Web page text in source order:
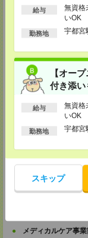
給与
無資
いOK
以上
勤務地 宇都宮
【オー
付き添
給与
無資
いOK
以上
勤務地 宇都宮
スキップ
千葉県柏市末広町5-
TEL：0120-935-218
担当：採用担当
メディカルケア事
東京都新宿区新宿2-
TEL：0120-457-235
MAIL：
担当：採用担当
メディカルケア事
東京都立川市錦町1-
TEL：0120-934-200
担当：採用担当
メディカルケア事
東京都町田市森野1-
TEL：0120-453-285
メディカルケア事